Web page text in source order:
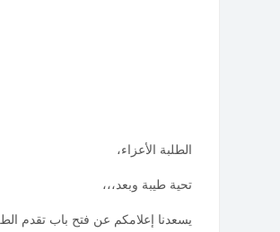
الطلبة الأعزاء،
تحية طيبة وبعد،،،
يسعدنا إعلامكم عن فتح باب تقدم